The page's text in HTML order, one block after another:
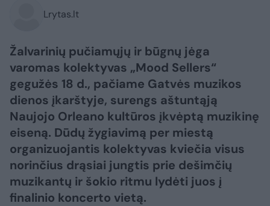
Lrytas.lt
Žalvarinių pučiamųjų ir būgnų jėga
varomas kolektyvas „Mood Sellers“
gegužės 18 d., pačiame Gatvės muzikos
dienos įkarštyje, surengs aštuntąją
Naujojo Orleano kultūros įkvėptą muzikinę
eiseną. Dūdų žygiavimą per miestą
organizuojantis kolektyvas kviečia visus
norinčius drąsiai jungtis prie dešimčių
muzikantų ir šokio ritmu lydėti juos į
finalinio koncerto vietą.